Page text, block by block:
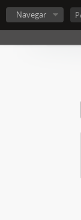
Navegar